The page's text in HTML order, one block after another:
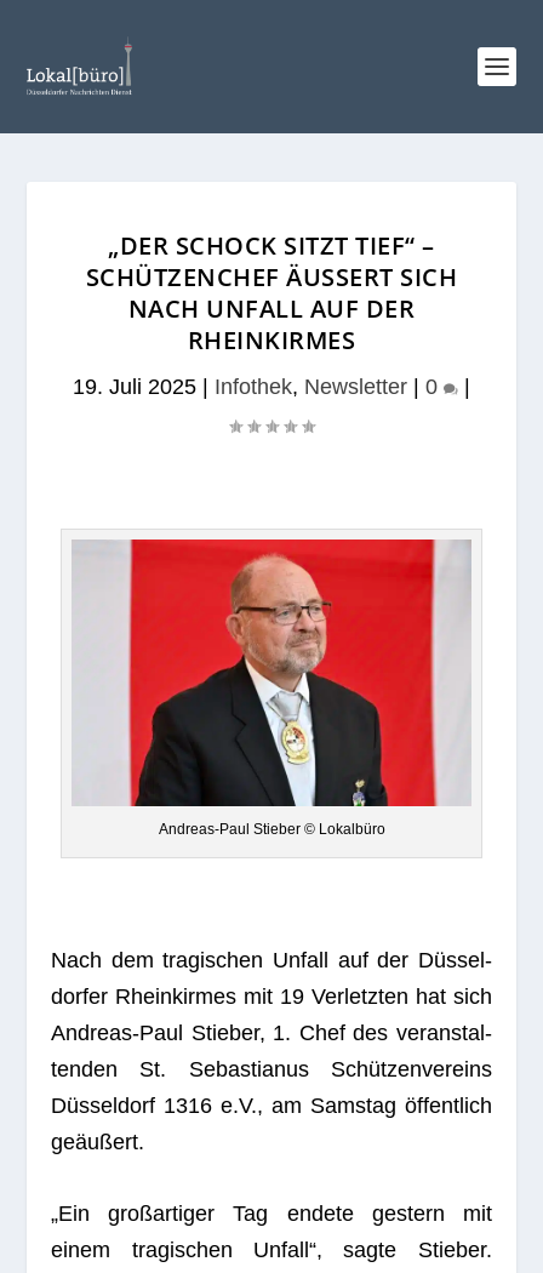
„DER SCHOCK SITZT TIEF“ –
SCHÜTZENCHEF ÄUSSERT SICH N
ACH UNFALL AUF DER R
HEINKIRMES
19. Juli 2025 Infothek, Newsletter 0
Andreas-Paul Stie­ber © Lokalbüro
Nach dem tra­gi­schen Unfall auf der Düs­sel­
dor­fer Rhein­kir­mes mit 19 Ver­letz­ten hat sich
Andreas-Paul Stie­ber, 1. Chef des ver­an­stal­
ten­den St. Sebas­tia­nus Schüt­zen­ver­eins
Düs­sel­dorf 1316 e.V., am Sams­tag öffent­lich
geäußert.
„Ein groß­ar­ti­ger Tag endete ges­tern mit
einem tra­gi­schen Unfall“, sagte Stie­ber.